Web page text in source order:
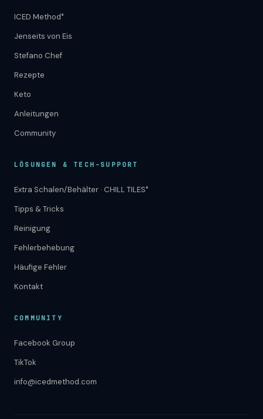
ICED Method°
Jenseits von Eis
Stefano Chef
Rezepte
Keto
Anleitungen
Community
LÖSUNGEN & TECH-SUPPORT
Extra Schalen/Behälter · CHILL TILES°
Tipps & Tricks
Reinigung
Fehlerbehebung
Häufige Fehler
Kontakt
COMMUNITY
Facebook Group
TikTok
info@icedmethod.com